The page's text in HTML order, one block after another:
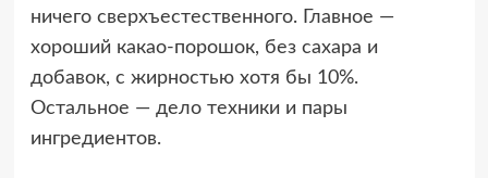
ничего сверхъестественного. Главное —
хороший какао-порошок, без сахара и
добавок, с жирностью хотя бы 10%.
Остальное — дело техники и пары
ингредиентов.